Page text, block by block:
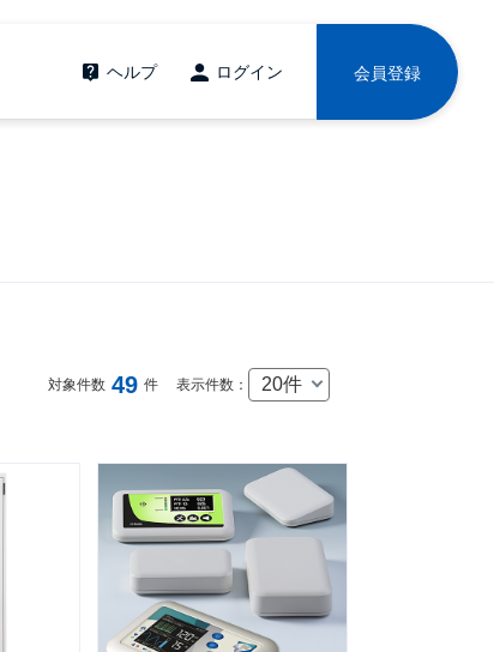
ヘルプ ログイン 会員登録
対象件数 49 件 表示件数： 20件